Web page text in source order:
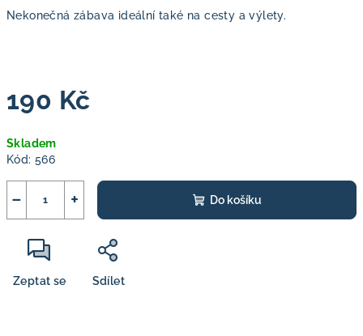
Nekonečná zábava ideální také na cesty a výlety.
190 Kč
cena:
Skladem
Kód: 566
+
− Do košíku
Zeptat se Sdílet